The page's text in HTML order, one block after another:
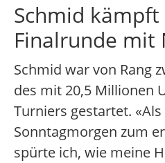
Schmid
Finalrunde mit
Schmid war von Rang
des mit 20,5 Millionen
Turniers gestartet. «Als
Sonntagmorgen zum
spürte ich, wie meine